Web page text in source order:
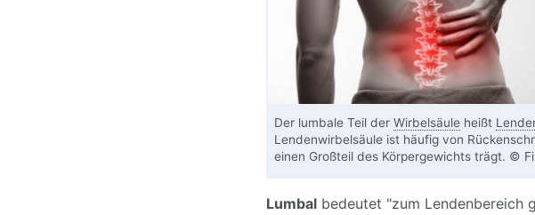
Der lumbale Teil der Wirbelsäuleheißt
Lendenwirbelsäule ist häufig von
einen Großteil des Körpergewichts trägt. ©
Lumbalbedeutet "zum Lendenbereich